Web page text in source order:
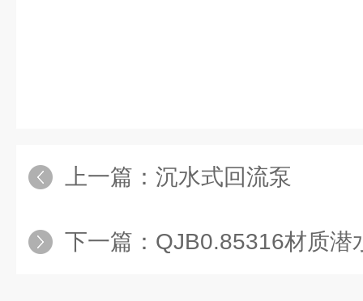
上一篇： 沉水式回流泵
下一篇： QJB0.85316材质潜